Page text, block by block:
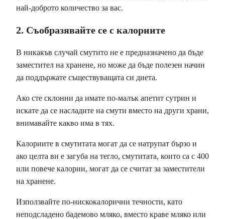
най-доброто количество за вас.
2. Съобразявайте се с калориите
В никакъв случай смутито не е предназначено да бъде
заместител на хранене, но може да бъде полезен начин
да поддържате съществуващата си диета.
Ако сте склонни да имате по-малък апетит сутрин и
искате да се насладите на смути вместо на други храни,
внимавайте какво има в тях.
Калориите в смутитата могат да се натрупат бързо и
ако целта ви е загуба на тегло, смутитата, които са с 400
или повече калории, могат да се считат за заместители
на хранене.
Използвайте по-нискокалорични течности, като
неподсладено бадемово мляко, вместо краве мляко или